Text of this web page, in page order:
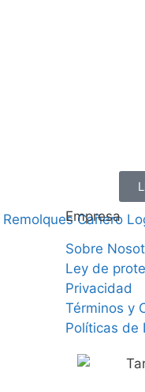
Empresa
Sobre
Ley de
Privacidad
Términos y
Políticas de